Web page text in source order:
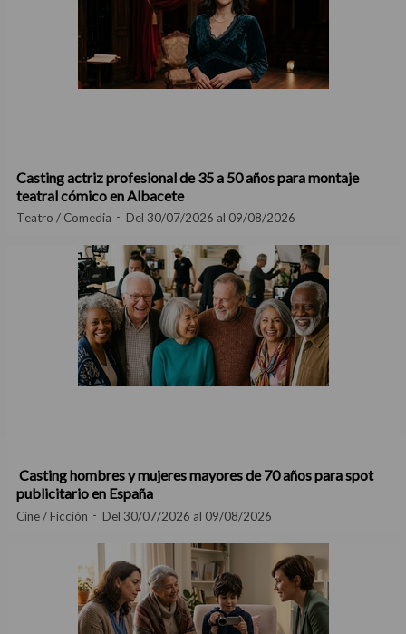
Casting actriz profesional de 35 a 50 años para montaje
teatral cómico en Albacete
Teatro / Comedia Del 30/07/2026 al 09/08/2026
Casting hombres y mujeres mayores de 70 años para spot
publicitario en España
Cine / Ficción Del 30/07/2026 al 09/08/2026